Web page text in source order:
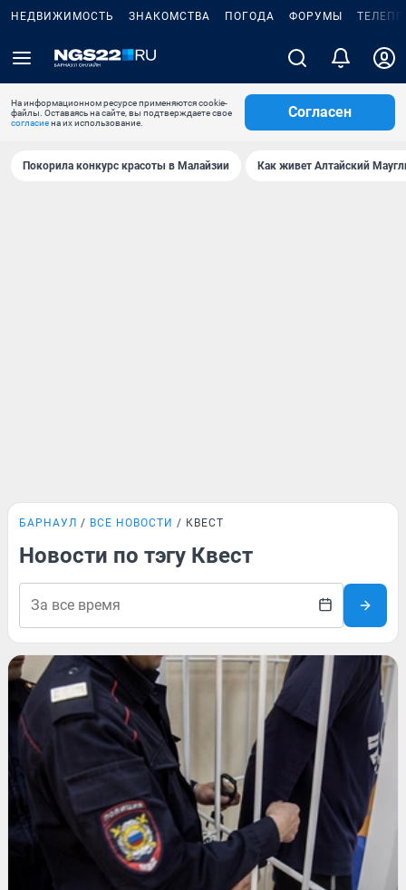
НЕДВИЖИМОСТЬ ЗНАКОМСТВА ПОГОДА ФОРУМЫ
На информационном ресурсе применяются cookie-
файлы. Оставаясь на сайте, вы подтверждаете свое
согласиена их использование.
Согласен
Покорила конкурс красоты в Малайзии Как живет Алтайский
БАРНАУЛ ВСЕ НОВОСТИ КВЕСТ
Новости по тэгу Квест